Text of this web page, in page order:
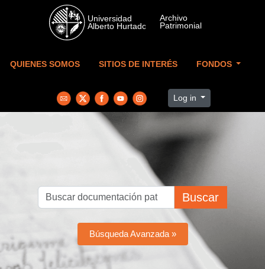
Skip to main content
QUIENES SOMOS SITIOS DE INTERÉS FONDOS
Log in
Buscar
Búsqueda Avanzada »